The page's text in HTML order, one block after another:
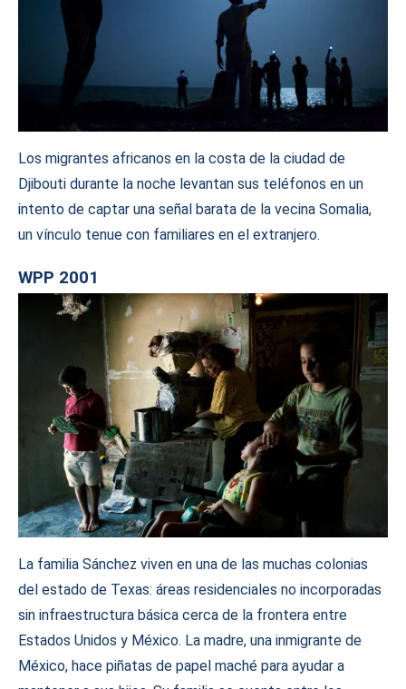
Los migrantes africanos en la costa de la ciudad de
Djibouti durante la noche levantan sus teléfonos en un
intento de captar una señal barata de la vecina Somalia,
un vínculo tenue con familiares en el extranjero.
WPP 2001
La familia Sánchez viven en una de las muchas colonias
del estado de Texas: áreas residenciales no incorporadas
sin infraestructura básica cerca de la frontera entre
Estados Unidos y México. La madre, una inmigrante de
México, hace piñatas de papel maché para ayudar a